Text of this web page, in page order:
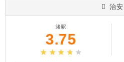
治安
渚駅
3.75